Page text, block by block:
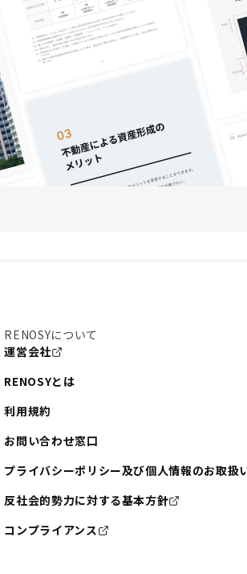
RENOSYについて
運営会社
RENOSYとは
利用規約
お問い合わせ窓口
プライバシーポリシー及び個人情報のお取扱
反社会的勢力に対する基本方針
コンプライアンス